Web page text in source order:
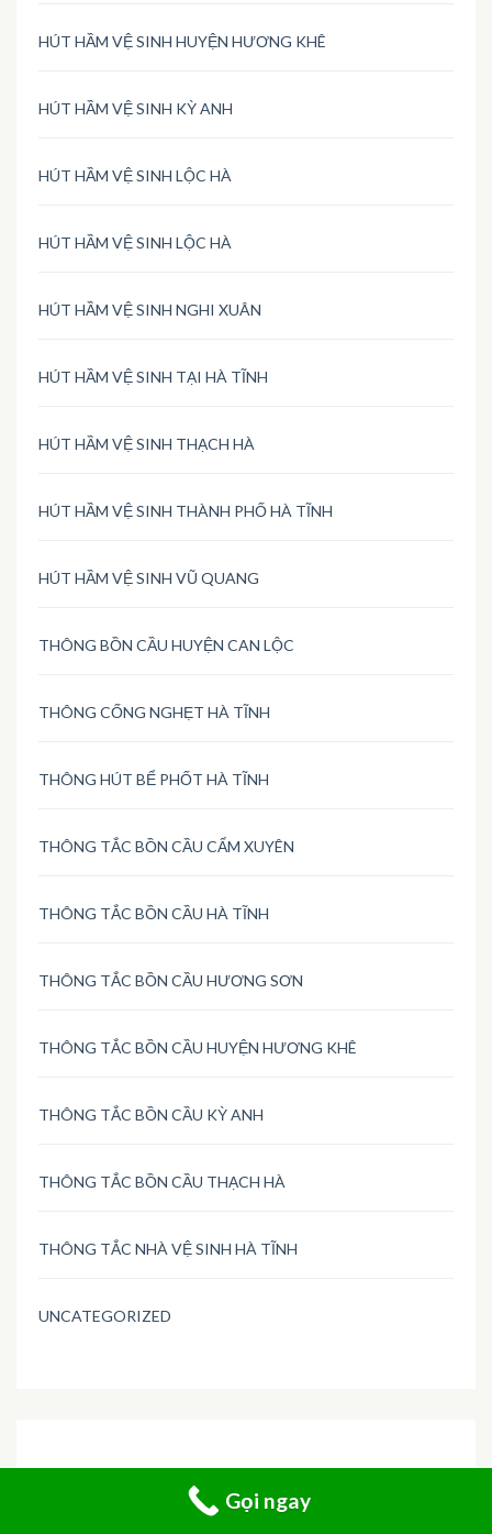
HÚT HẦM VỆ SINH HUYỆN HƯƠNG KHÊ
HÚT HẦM VỆ SINH KỲ ANH
HÚT HẦM VỆ SINH LỘC HÀ
HÚT HẦM VỆ SINH LỘC HÀ
HÚT HẦM VỆ SINH NGHI XUÂN
HÚT HẦM VỆ SINH TẠI HÀ TĨNH
HÚT HẦM VỆ SINH THẠCH HÀ
HÚT HẦM VỆ SINH THÀNH PHỐ HÀ TĨNH
HÚT HẦM VỆ SINH VŨ QUANG
THÔNG BỒN CẦU HUYỆN CAN LỘC
THÔNG CỐNG NGHẸT HÀ TĨNH
THÔNG HÚT BỂ PHỐT HÀ TĨNH
THÔNG TẮC BỒN CẦU CẨM XUYÊN
THÔNG TẮC BỒN CẦU HÀ TĨNH
THÔNG TẮC BỒN CẦU HƯƠNG SƠN
THÔNG TẮC BỒN CẦU HUYỆN HƯƠNG KHÊ
THÔNG TẮC BỒN CẦU KỲ ANH
THÔNG TẮC BỒN CẦU THẠCH HÀ
THÔNG TẮC NHÀ VỆ SINH HÀ TĨNH
UNCATEGORIZED
Gọi ngay